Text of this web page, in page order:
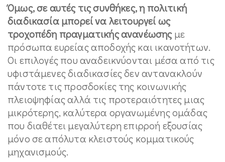
Όμως, σε αυτές τις συνθήκες, η πολιτική
διαδικασία μπορεί να λειτουργεί ως
τροχοπέδη πραγματικής ανανέωσηςμε
πρόσωπα ευρείας αποδοχής και ικανοτήτων.
Οι επιλογές που αναδεικνύονται μέσα από τις
υφιστάμενες διαδικασίες δεν αντανακλούν
πάντοτε τις προσδοκίες της κοινωνικής
πλειοψηφίας αλλά τις προτεραιότητες μιας
μικρότερης, καλύτερα οργανωμένης ομάδας
που διαθέτει μεγαλύτερη επιρροή εξουσίας
μόνο σε απόλυτα κλειστούς κομματικούς
μηχανισμούς.